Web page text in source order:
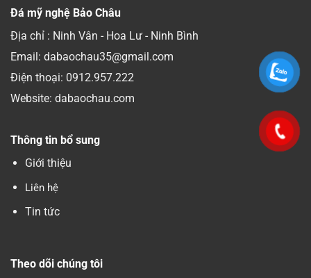
Đá mỹ nghệ Bảo Châu
Địa chỉ : Ninh Vân - Hoa Lư - Ninh Bình
Email: dabaochau35@gmail.com
Điện thoại: 0912.957.222
Website: dabaochau.com
Thông tin bổ sung
Giới thiệu
Liên hệ
Tin tức
Theo dõi chúng tôi